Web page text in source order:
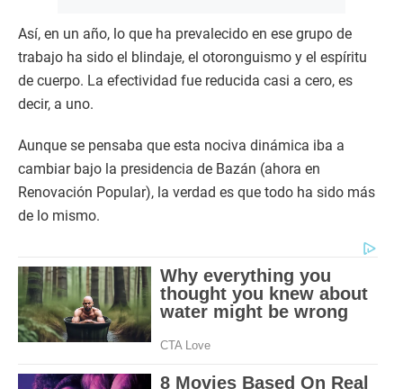
Así, en un año, lo que ha prevalecido en ese grupo de
trabajo ha sido el blindaje, el otoronguismo y el espíritu
de cuerpo. La efectividad fue reducida casi a cero, es
decir, a uno.
Aunque se pensaba que esta nociva dinámica iba a
cambiar bajo la presidencia de Bazán (ahora en
Renovación Popular), la verdad es que todo ha sido más
de lo mismo.